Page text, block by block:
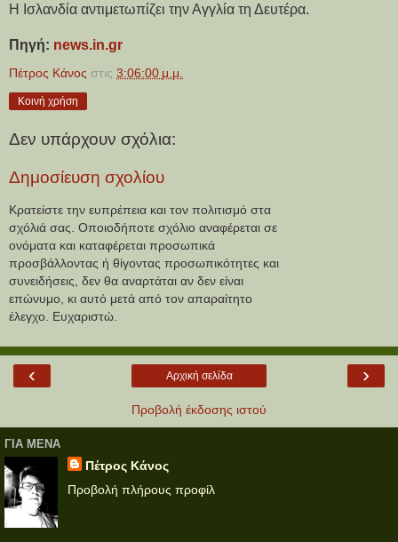
Η Ισλανδία αντιμετωπίζει την Αγγλία τη Δευτέρα.
Πηγή: news.in.gr
Πέτρος Κάνος στις 3:06:00 μ.μ.
Κοινή χρήση
Δεν υπάρχουν σχόλια:
Δημοσίευση σχολίου
Κρατείστε την ευπρέπεια και τον πολιτισμό στα
σχόλιά σας. Οποιοδήποτε σχόλιο αναφέρεται σε
ονόματα και καταφέρεται προσωπικά
προσβάλλοντας ή θίγοντας προσωπικότητες και
συνειδήσεις, δεν θα αναρτάται αν δεν είναι
επώνυμο, κι αυτό μετά από τον απαραίτητο
έλεγχο. Ευχαριστώ.
‹ ›
Αρχική σελίδα
Προβολή έκδοσης ιστού
ΓΙΑ ΜΕΝΑ
Πέτρος Κάνος
Προβολή πλήρους προφίλ